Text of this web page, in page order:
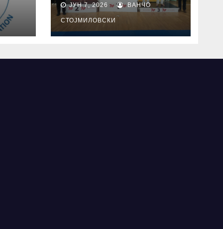
ЈУН 7, 2026 ВАНЧО
СТОЈМИЛОВСКИ